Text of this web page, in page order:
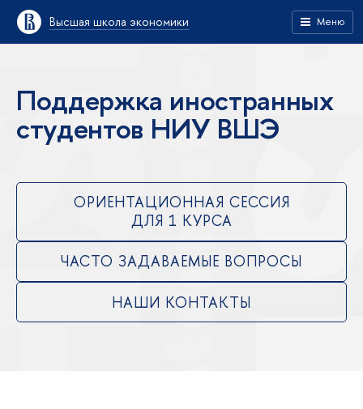
Высшая школа экономики Меню
Поддержка иностранных
студентов НИУ ВШЭ
ОРИЕНТАЦИОННАЯ СЕССИЯ
ДЛЯ 1 КУРСА
ЧАСТО ЗАДАВАЕМЫЕ ВОПРОСЫ
НАШИ КОНТАКТЫ